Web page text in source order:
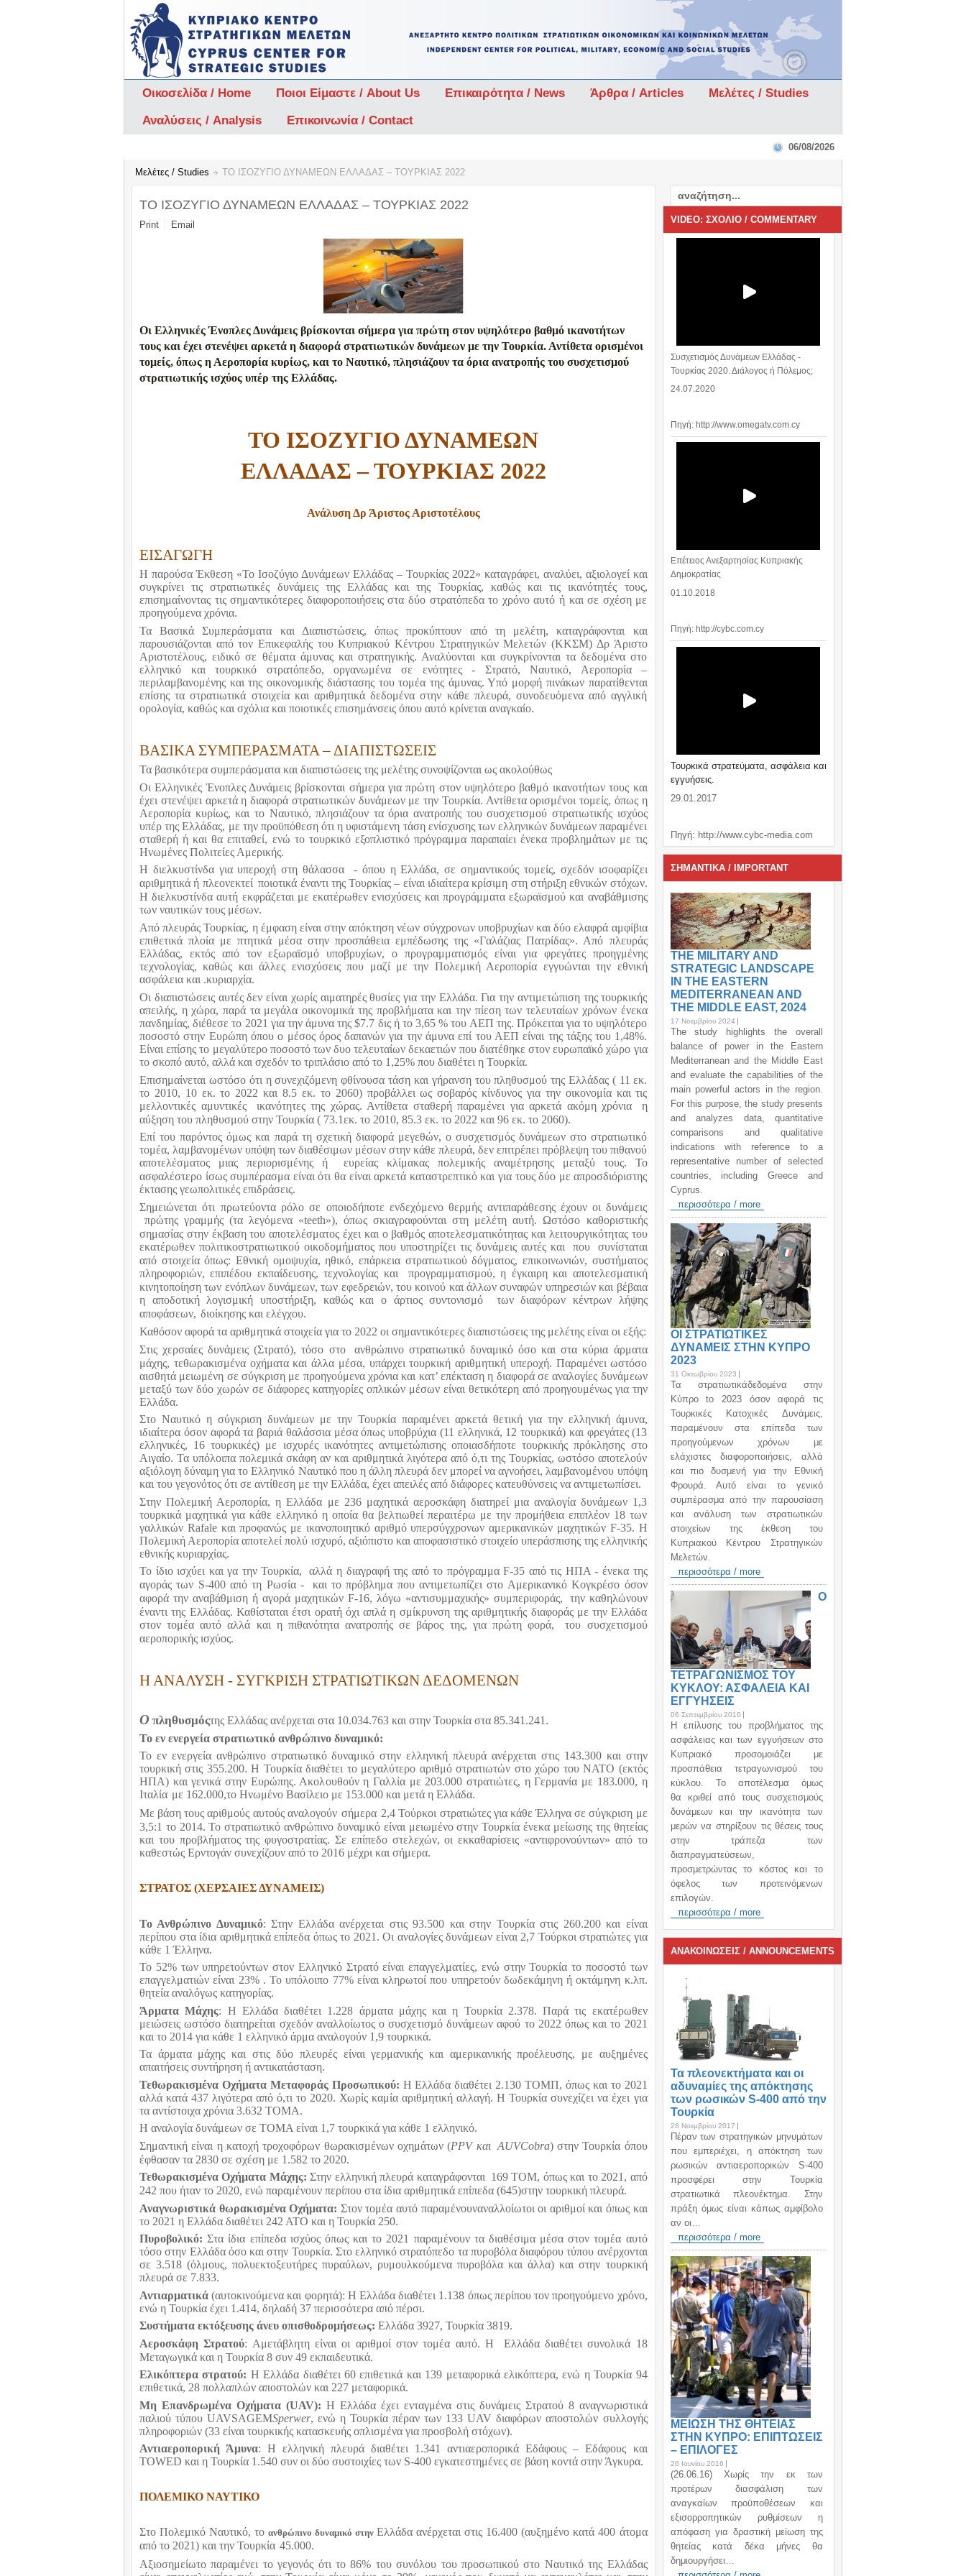
Οικοσελίδα / Home Ποιοι Είμαστε / About Us Επικαιρότητα / News Άρθρα / Articles
Μελέτες / Studies
Αναλύσεις / Analysis
Επικοινωνία / Contact
06/08/2026
Μελέτες / Studies ΤΟ ΙΣΟΖΥΓΙΟ ΔΥΝΑΜΕΩΝ ΕΛΛΑΔΑΣ – ΤΟΥΡΚΙΑΣ 2022
ΤΟ ΙΣΟΖΥΓΙΟ ΔΥΝΑΜΕΩΝ ΕΛΛΑΔΑΣ – ΤΟΥΡΚΙΑΣ 2022
Print Email
Οι Ελληνικές Ένοπλες Δυνάμεις βρίσκονται σήμερα για πρώτη στον υψηλότερο βαθμό ικανοτήτων
τους και έχει στενέψει αρκετά η διαφορά στρατιωτικών δυνάμεων με την Τουρκία. Αντίθετα ορισμένοι
τομείς, όπως η Αεροπορία κυρίως, και το Ναυτικό, πλησιάζουν τα όρια ανατροπής του συσχετισμού
στρατιωτικής ισχύος υπέρ της Ελλάδας.
ΤΟ ΙΣΟΖΥΓΙΟ ΔΥΝΑΜΕΩΝ
ΕΛΛΑΔΑΣ – ΤΟΥΡΚΙΑΣ 2022
Ανάλυση Δρ Άριστος Αριστοτέλους
ΕΙΣΑΓΩΓΗ
Η παρούσα Έκθεση «Το Ισοζύγιο Δυνάμεων Ελλάδας – Τουρκίας 2022» καταγράφει, αναλύει, αξιολογεί και
συγκρίνει τις στρατιωτικές δυνάμεις της Ελλάδας και της Τουρκίας, καθώς και τις ικανότητές τους,
επισημαίνοντας τις σημαντικότερες διαφοροποιήσεις στα δύο στρατόπεδα το χρόνο αυτό ή και σε σχέση με
προηγούμενα χρόνια.
Τα Βασικά Συμπεράσματα και Διαπιστώσεις, όπως προκύπτουν από τη μελέτη, καταγράφονται και
παρουσιάζονται από τον Επικεφαλής του Κυπριακού Κέντρου Στρατηγικών Μελετών (ΚΚΣΜ) Δρ Άριστο
Αριστοτέλους, ειδικό σε θέματα άμυνας και στρατηγικής. Αναλύονται και συγκρίνονται τα δεδομένα στο
ελληνικό και τουρκικό στρατόπεδο, οργανωμένα σε ενότητες - Στρατό, Ναυτικό, Αεροπορία –
περιλαμβανομένης και της οικονομικής διάστασης του τομέα της άμυνας. Υπό μορφή πινάκων παρατίθενται
επίσης τα στρατιωτικά στοιχεία και αριθμητικά δεδομένα στην κάθε πλευρά, συνοδευόμενα από αγγλική
ορολογία, καθώς και σχόλια και ποιοτικές επισημάνσεις όπου αυτό κρίνεται αναγκαίο.
ΒΑΣΙΚΑ ΣΥΜΠΕΡΑΣΜΑΤΑ – ΔΙΑΠΙΣΤΩΣΕΙΣ
Τα βασικότερα συμπεράσματα και διαπιστώσεις της μελέτης συνοψίζονται ως ακολούθως
Οι Ελληνικές Ένοπλες Δυνάμεις βρίσκονται σήμερα για πρώτη στον υψηλότερο βαθμό ικανοτήτων τους και
έχει στενέψει αρκετά η διαφορά στρατιωτικών δυνάμεων με την Τουρκία. Αντίθετα ορισμένοι τομείς, όπως η
Αεροπορία κυρίως, και το Ναυτικό, πλησιάζουν τα όρια ανατροπής του συσχετισμού στρατιωτικής ισχύος
υπέρ της Ελλάδας, με την προϋπόθεση ότι η υφιστάμενη τάση ενίσχυσης των ελληνικών δυνάμεων παραμένει
σταθερή ή και θα επιταθεί, ενώ το τουρκικό εξοπλιστικό πρόγραμμα παραπαίει ένεκα προβλημάτων με τις
Ηνωμένες Πολιτείες Αμερικής.
Η διελκυστίνδα για υπεροχή στη θάλασσα
- όπου η Ελλάδα, σε σημαντικούς τομείς, σχεδόν ισοφαρίζει
αριθμητικά ή πλεονεκτεί ποιοτικά έναντι της Τουρκίας – είναι ιδιαίτερα κρίσιμη στη στήριξη εθνικών στόχων.
Η διελκυστίνδα αυτή εκφράζεται με εκατέρωθεν ενισχύσεις και προγράμματα εξωραϊσμού και αναβάθμισης
των ναυτικών τους μέσων.
Από πλευράς Τουρκίας, η έμφαση είναι στην απόκτηση νέων σύγχρονων υποβρυχίων και δύο ελαφρά αμφίβια
επιθετικά πλοία με πτητικά μέσα στην προσπάθεια εμπέδωσης της «Γαλάζιας Πατρίδας». Από πλευράς
Ελλάδας, εκτός από τον εξωραϊσμό υποβρυχίων, ο προγραμματισμός είναι για φρεγάτες προηγμένης
τεχνολογίας, καθώς και άλλες ενισχύσεις που μαζί με την Πολεμική Αεροπορία εγγυώνται την εθνική
ασφάλεια και .κυριαρχία.
Οι διαπιστώσεις αυτές δεν είναι χωρίς αιματηρές θυσίες για την Ελλάδα. Για την αντιμετώπιση της τουρκικής
απειλής, η χώρα, παρά τα μεγάλα οικονομικά της προβλήματα και την πίεση των τελευταίων χρόνων ένεκα
πανδημίας, διέθεσε το 2021 για την άμυνα της $7.7 δις ή το 3,65 % του ΑΕΠ της. Πρόκειται για το υψηλότερο
ποσοστό στην Ευρώπη όπου ο μέσος όρος δαπανών για την άμυνα επί του ΑΕΠ είναι της τάξης του 1,48%.
Είναι επίσης το μεγαλύτερο ποσοστό των δυο τελευταίων δεκαετιών που διατέθηκε στον ευρωπαϊκό χώρο για
το σκοπό αυτό, αλλά και σχεδόν το τριπλάσιο από το 1,25% που διαθέτει η Τουρκία.
Επισημαίνεται ωστόσο ότι η συνεχιζόμενη φθίνουσα τάση και γήρανση του πληθυσμού της Ελλάδας ( 11 εκ.
το 2010, 10 εκ. το 2022 και 8.5 εκ. το 2060) προβάλλει ως σοβαρός κίνδυνος για την οικονομία και τις
μελλοντικές αμυντικές
ικανότητες της χώρας. Αντίθετα σταθερή παραμένει για αρκετά ακόμη χρόνια
η
αύξηση του πληθυσμού στην Τουρκία ( 73.1εκ. το 2010, 85.3 εκ. το 2022 και 96 εκ. το 2060).
Επί του παρόντος όμως και παρά τη σχετική διαφορά μεγεθών, ο συσχετισμός δυνάμεων στο στρατιωτικό
τομέα, λαμβανομένων υπόψη των διαθέσιμων μέσων στην κάθε πλευρά, δεν επιτρέπει πρόβλεψη του πιθανού
αποτελέσματος μιας περιορισμένης ή
ευρείας κλίμακας πολεμικής αναμέτρησης μεταξύ τους. Το
ασφαλέστερο ίσως συμπέρασμα είναι ότι θα είναι αρκετά καταστρεπτικό και για τους δύο με απροσδιόριστης
έκτασης γεωπολιτικές επιδράσεις.
Σημειώνεται ότι πρωτεύοντα ρόλο σε οποιοδήποτε ενδεχόμενο θερμής αντιπαράθεσης έχουν οι δυνάμεις
πρώτης γραμμής (τα λεγόμενα «teeth»), όπως σκιαγραφούνται στη μελέτη αυτή. Ωστόσο καθοριστικής
σημασίας στην έκβαση του αποτελέσματος έχει και ο βαθμός αποτελεσματικότητας και λειτουργικότητας του
εκατέρωθεν πολιτικοστρατιωτικού οικοδομήματος που υποστηρίζει τις δυνάμεις αυτές και
που
συνίσταται
από στοιχεία όπως: Εθνική ομοψυχία, ηθικό, επάρκεια στρατιωτικού δόγματος, επικοινωνιών, συστήματος
πληροφοριών, επιπέδου εκπαίδευσης, τεχνολογίας και
προγραμματισμού, η έγκαιρη και αποτελεσματική
κινητοποίηση των ενόπλων δυνάμεων, των εφεδρειών, του κοινού και άλλων συναφών υπηρεσιών και βέβαια
η αποδοτική λογισμική υποστήριξη, καθώς και ο άρτιος συντονισμό
των διαφόρων κέντρων λήψης
αποφάσεων, διοίκησης και ελέγχου.
Καθόσον αφορά τα αριθμητικά στοιχεία για το 2022 οι σημαντικότερες διαπιστώσεις της μελέτης είναι οι εξής:
Στις χερσαίες δυνάμεις (Στρατό), τόσο στο
ανθρώπινο στρατιωτικό δυναμικό όσο και στα κύρια άρματα
μάχης, τεθωρακισμένα οχήματα και άλλα μέσα, υπάρχει τουρκική αριθμητική υπεροχή. Παραμένει ωστόσο
αισθητά μειωμένη σε σύγκριση με προηγούμενα χρόνια και κατ’ επέκταση η διαφορά σε αναλογίες δυνάμεων
μεταξύ των δύο χωρών σε διάφορες κατηγορίες οπλικών μέσων είναι θετικότερη από προηγουμένως για την
Ελλάδα.
Στο Ναυτικό η σύγκριση δυνάμεων με την Τουρκία παραμένει αρκετά θετική για την ελληνική άμυνα,
ιδιαίτερα όσον αφορά τα βαριά θαλάσσια μέσα όπως υποβρύχια (11 ελληνικά, 12 τουρκικά) και φρεγάτες (13
ελληνικές, 16 τουρκικές) με ισχυρές ικανότητες αντιμετώπισης οποιασδήποτε τουρκικής πρόκλησης στο
Αιγαίο. Τα υπόλοιπα πολεμικά σκάφη αν και αριθμητικά λιγότερα από ό,τι της Τουρκίας, ωστόσο αποτελούν
αξιόλογη δύναμη για το Ελληνικό Ναυτικό που η άλλη πλευρά δεν μπορεί να αγνοήσει, λαμβανομένου υπόψη
και του γεγονότος ότι σε αντίθεση με την Ελλάδα, έχει απειλές από διάφορες κατευθύνσεις να αντιμετωπίσει.
Στην Πολεμική Αεροπορία, η Ελλάδα με 236 μαχητικά αεροσκάφη διατηρεί μια αναλογία δυνάμεων 1,3
τουρκικά μαχητικά για κάθε ελληνικό η οποία θα βελτιωθεί περαιτέρω με την προμήθεια επιπλέον 18 των
γαλλικών Rafaleκαι προφανώς με ικανοποιητικό αριθμό υπερσύγχρονων αμερικανικών μαχητικών F-35. Η
Πολεμική Αεροπορία αποτελεί πολύ ισχυρό, αξιόπιστο και αποφασιστικό στοιχείο υπεράσπισης της ελληνικής
εθνικής κυριαρχίας.
Το ίδιο ισχύει και γα την Τουρκία,
αλλά η διαγραφή της από το πρόγραμμαF-35 από τις ΗΠΑ - ένεκα της
αγοράς των S-400 από τη Ρωσία -
και το πρόβλημα που αντιμετωπίζει στο Αμερικανικό Κογκρέσο όσον
αφορά την αναβάθμιση ή αγορά μαχητικών F-16, λόγω «αντισυμμαχικής» συμπεριφοράς,
την καθηλώνουν
έναντι της Ελλάδας. Καθίσταται έτσι ορατή όχι απλά η σμίκρυνση της αριθμητικής διαφοράς με την Ελλάδα
στον τομέα αυτό αλλά και η πιθανότητα ανατροπής σε βάρος της, για πρώτη φορά,
του συσχετισμού
αεροπορικής ισχύος.
Η ΑΝΑΛΥΣΗ - ΣΥΓΚΡΙΣΗ ΣΤΡΑΤΙΩΤΙΚΩΝ ΔΕΔΟΜΕΝΩΝ
Ο πληθυσμόςτης Ελλάδας ανέρχεται στα 10.034.763 και στην Τουρκία στα 85.341.241 .
Το εν ενεργεία στρατιωτικό ανθρώπινο δυναμικό:
Το εν ενεργεία ανθρώπινο στρατιωτικό δυναμικό στην ελληνική πλευρά ανέρχεται στις 143.300 και στην
τουρκική στις 355.200. Η Τουρκία διαθέτει το μεγαλύτερο αριθμό στρατιωτών στο χώρο του ΝΑΤΟ (εκτός
ΗΠΑ) και γενικά στην Ευρώπης. Ακολουθούν η Γαλλία με 203.000 στρατιώτες, η Γερμανία με 183.000, η
Ιταλία με 162.000,το Ηνωμένο Βασίλειο με 153.000 και μετά η Ελλάδα.
Με βάση τους αριθμούς αυτούς αναλογούν σήμερα 2,4 Τούρκοι στρατιώτες για κάθε Έλληνα σε σύγκριση με
3,5:1 το 2014. Το στρατιωτικό ανθρώπινο δυναμικό είναι μειωμένο στην Τουρκία ένεκα μείωσης της θητείας
και του προβλήματος της φυγοστρατίας. Σε επίπεδο στελεχών, οι εκκαθαρίσεις «αντιφρονούντων» από το
καθεστώς Ερντογάν συνεχίζουν από το 2016 μέχρι και σήμερα.
ΣΤΡΑΤΟΣ (ΧΕΡΣΑΙΕΣ ΔΥΝΑΜΕΙΣ)
Το Ανθρώπινο Δυναμικό: Στην Ελλάδα ανέρχεται στις 93.500 και στην Τουρκία στις 260.200 και είναι
περίπου στα ίδια αριθμητικά επίπεδα όπως το 2021. Οι αναλογίες δυνάμεων είναι 2,7 Τούρκοι στρατιώτες για
κάθε 1 Έλληνα.
Το 52% των υπηρετούντων στον Ελληνικό Στρατό είναι επαγγελματίες, ενώ στην Τουρκία το ποσοστό των
επαγγελματιών είναι 23% . Το υπόλοιπο 77% είναι κληρωτοί που υπηρετούν δωδεκάμηνη ή οκτάμηνη κ.λπ.
θητεία αναλόγως κατηγορίας.
Άρματα Μάχης: Η Ελλάδα διαθέτει 1.228 άρματα μάχης και η Τουρκία 2.378. Παρά τις εκατέρωθεν
μειώσεις ωστόσο διατηρείται σχεδόν αναλλοίωτος ο συσχετισμό δυνάμεων αφού το 2022 όπως και το 2021
και το 2014 για κάθε 1 ελληνικό άρμα αναλογούν 1,9 τουρκικά.
Τα άρματα μάχης και στις δύο πλευρές είναι γερμανικής και αμερικανικής προέλευσης, με αυξημένες
απαιτήσεις συντήρηση ή αντικατάσταση.
Τεθωρακισμένα Οχήματα Μεταφοράς Προσωπικού: Η Ελλάδα διαθέτει 2.130 ΤΟΜΠ, όπως και το 2021
αλλά κατά 437 λιγότερα από ό,τι το 2020. Χωρίς καμία αριθμητική αλλαγή. Η Τουρκία συνεχίζει να έχει για
τα αντίστοιχα χρόνια 3.632 ΤΟΜΑ.
Η αναλογία δυνάμεων σε ΤΟΜΑ είναι 1,7 τουρκικά για κάθε 1 ελληνικό.
Σημαντική είναι η κατοχή τροχοφόρων θωρακισμένων οχημάτων (PPVκαι AUVCobra) στην Τουρκία όπου
έφθασαν τα 2830 σε σχέση με 1.582 το 2020.
Τεθωρακισμένα Οχήματα Μάχης:Στην ελληνική πλευρά καταγράφονται 169 ΤΟΜ, όπως και το 2021, από
242 που ήταν το 2020, ενώ παραμένουν περίπου στα ίδια αριθμητικά επίπεδα (645)στην τουρκική πλευρά.
Αναγνωριστικά θωρακισμένα Οχήματα: Στον τομέα αυτό παραμένουναναλλοίωτοι οι αριθμοί και όπως και
το 2021 η Ελλάδα διαθέτει 242 ΑΤΟ και η Τουρκία 250.
Πυροβολικό: Στα ίδια επίπεδα ισχύος όπως και το 2021 παραμένουν τα διαθέσιμα μέσα στον τομέα αυτό
τόσο στην Ελλάδα όσο και στην Τουρκία. Στο ελληνικό στρατόπεδο τα πυροβόλα διαφόρου τύπου ανέρχονται
σε 3.518 (όλμους, πολυεκτοξευτήρες πυραύλων, ρυμουλκούμενα πυροβόλα και άλλα) και στην τουρκική
πλευρά σε 7.833.
Αντιαρματικά(αυτοκινούμενα και φορητά): Η Ελλάδα διαθέτει 1.138 όπως περίπου τον προηγούμενο χρόνο,
ενώ η Τουρκία έχει 1.414, δηλαδή 37 περισσότερα από πέρσι.
Συστήματα εκτόξευσης άνευ οπισθοδρομήσεως: Ελλάδα 3927, Τουρκία 3819.
Αεροσκάφη Στρατού: Αμετάβλητη είναι οι αριθμοί στον τομέα αυτό. Η
Ελλάδα διαθέτει συνολικά 18
Μεταγωγικά και η Τουρκία 8 συν 49 εκπαιδευτικά.
Ελικόπτερα στρατού: Η Ελλάδα διαθέτει 60 επιθετικά και 139 μεταφορικά ελικόπτερα, ενώ η Τουρκία 94
επιθετικά, 28 πολλαπλών αποστολών και 227 μεταφορικά.
Μη Επανδρωμένα Οχήματα (UAV): Η Ελλάδα έχει ενταγμένα στις δυνάμεις Στρατού 8 αναγνωριστικά
παλιού τύπουUAVSAGEMSperwer, ενώ η Τουρκία πέραν των 133UAV διαφόρων αποστολών συλλογής
πληροφοριών (33 είναι τουρκικής κατασκευής οπλισμένα για προσβολή στόχων).
Αντιαεροπορική Άμυνα: Η ελληνική πλευρά διαθέτει 1.341 αντιαεροπορικά Εδάφους – Εδάφους και
TOWED και η Τουρκία 1.540 συν οι δύο συστοιχίες των S-400 εγκατεστημένες σε βάση κοντά στην Άγκυρα.
ΠΟΛΕΜΙΚΟ ΝΑΥΤΙΚΟ
Στο Πολεμικό Ναυτικό, τοανθρώπινο δυναμικό στηνΕλλάδα ανέρχεται στις 16.400 (αυξημένο κατά 400 άτομα
από το 2021) και την Τουρκία 45.000.
Αξιοσημείωτο παραμένει το γεγονός ότι το 86% του συνόλου του προσωπικού στο Ναυτικό της Ελλάδας
VIDEO: ΣΧΟΛΙΟ / COMMENTARY
Συσχετισμός Δυνάμεων Ελλάδας -
Τουρκίας 2020. Διάλογος ή Πόλεμος;
24.07.2020
Πηγή: http://www.omegatv.com.cy
Επέτειος Ανεξαρτησίας Κυπριακής
Δημοκρατίας
01.10.2018
Πηγή: http://cybc.com.cy
Τουρκικά στρατεύματα, ασφάλεια και
εγγυήσεις.
29.01.2017
Πηγή: http://www.cybc-media.com
ΣΗΜΑΝΤΙΚΑ / IMPORTANT
THE MILITARY AND
STRATEGIC LANDSCAPE
IN THE EASTERN
MEDITERRANEAN AND
THE MIDDLE EAST, 2024
17 Νοεμβρίου 2024
The study highlights the overall
balance of power in the Eastern
Mediterranean and the Middle East
and evaluate the capabilities of the
main powerful actors in the region.
For this purpose, the study presents
and analyzes data, quantitative
comparisons and qualitative
indications with reference to a
representative number of selected
countries, including Greece and
Cyprus.
περισσότερα / more
ΟΙ ΣΤΡΑΤΙΩΤΙΚΕΣ
ΔΥΝΑΜΕΙΣ ΣΤΗΝ ΚΥΠΡΟ
2023
31 Οκτωβρίου 2023
Τα στρατιωτικάδεδομένα στην
Κύπρο to 2023 όσον αφορά τις
Τουρκικές Κατοχικές Δυνάμεις,
παραμένουν στα επίπεδα των
προηγούμενων χρόνων με
ελάχιστες διαφοροποιήσεις, αλλά
και πιο δυσμενή για την Εθνική
Φρουρά. Αυτό είναι το γενικό
συμπέρασμα από την παρουσίαση
και ανάλυση των στρατιωτικών
στοιχείων της έκθεση του
Κυπριακού Κέντρου Στρατηγικών
Μελετών.
περισσότερα / more
Ο
ΤΕΤΡΑΓΩΝΙΣΜΟΣ ΤΟΥ
ΚΥΚΛΟΥ: ΑΣΦΑΛΕΙΑ ΚΑΙ
ΕΓΓΥΗΣΕΙΣ
06 Σεπτεμβρίου 2016
H επίλυσης του προβλήματος της
ασφάλειας και των εγγυήσεων στο
Κυπριακό προσομοιάζει με
προσπάθεια τετραγωνισμού του
κύκλου. Το αποτέλεσμα όμως
θα κριθεί από τους συσχετισμούς
δυνάμεων και την ικανότητα των
μερών να στηρίξουν τις θέσεις τους
στην τράπεζα των
διαπραγματεύσεων,
προσμετρώντας το κόστος και το
όφελος των προτεινόμενων
επιλογών.
περισσότερα / more
ΑΝΑΚΟΙΝΩΣΕΙΣ / ANNOUNCEMENTS
Τα πλεονεκτήματα και οι
αδυναμίες της απόκτησης
των ρωσικών S-400 από την
Τουρκία
28 Νοεμβρίου 2017
Πέραν των στρατηγικών μηνυμάτων
που εμπεριέχει, η απόκτηση των
ρωσικών αντιαεροπορικών S-400
προσφέρει στην Τουρκία
στρατιωτικά πλεονέκτημα. Στην
πράξη όμως είναι κάπως αμφίβολο
αν οι…
περισσότερα / more
ΜΕΙΩΣΗ ΤΗΣ ΘΗΤΕΙΑΣ
ΣΤΗΝ ΚΥΠΡΟ: ΕΠΙΠΤΩΣΕΙΣ
– ΕΠΙΛΟΓΕΣ
26 Ιουνίου 2016
(26.06.16) Χωρίς την εκ των
προτέρων διασφάλιση των
αναγκαίων προϋποθέσεων και
εξισορροπητικών ρυθμίσεων η
απόφαση για δραστική μείωση της
θητείας κατά δέκα μήνες θα
δημιουργήσει…